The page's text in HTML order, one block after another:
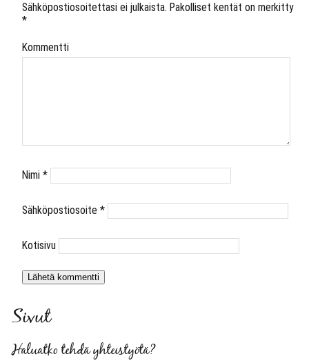
Sähköpostiosoitettasi ei julkaista. Pakolliset kentät on merkitty
*
Kommentti
Nimi *
Sähköpostiosoite *
Kotisivu
Sivut
Haluatko tehdä yhteistyötä?